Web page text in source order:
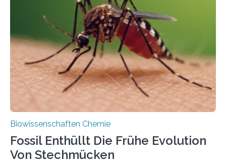
lebten. Unter den Vorfahren sticht eine Gruppe heraus,
die noch heute in der Natur vorkommt: die
Süßwasseralge Coleochaetophyceae. Einige Arten
dieser Gruppe bilden aus Zellfäden dichte Geflechte
mit scheibenförmiger Gestalt. Was auffällig ist: Die
nächsten…
Biowissenschaften Chemie
Fossil Enthüllt Die Frühe Evolution
Von Stechmücken